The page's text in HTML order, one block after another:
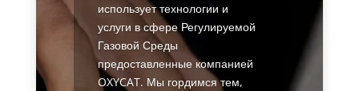
использует технологии и
услуги в сфере Регулируемой
Газовой Среды
предоставленные компанией
OXYCAT. Мы гордимся тем,